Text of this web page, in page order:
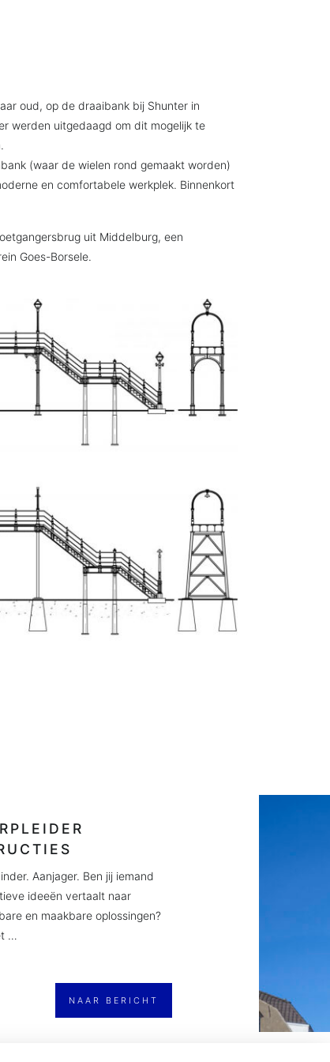
oud, op de draaibank bij Shunter in
werden uitgedaagd om dit mogelijk te
(waar de wielen rond gemaakt worden)
en comfortabele werkplek. Binnenkort
uit Middelburg, een
Goes-Borsele.
Aanjager. Ben jij iemand
ideeën vertaalt naar
en maakbare oplossingen?
…
NAAR BERICHT